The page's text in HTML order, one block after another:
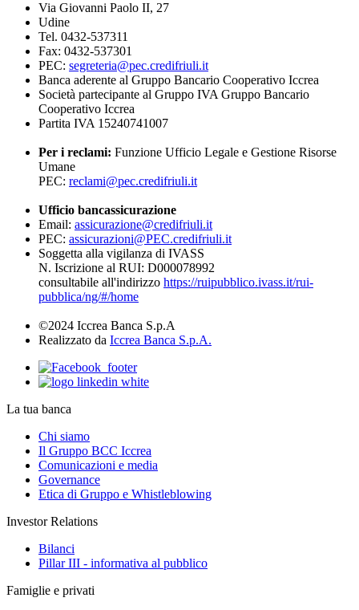
Via Giovanni Paolo II, 27
Udine
Tel. 0432-537311
Fax: 0432-537301
PEC: segreteria@pec.credifriuli.it
Banca aderente al Gruppo Bancario Cooperativo Iccrea
Società partecipante al Gruppo IVA Gruppo Bancario
Cooperativo Iccrea
Partita IVA 15240741007
Per i reclami: Funzione Ufficio Legale e Gestione Risorse
Umane
PEC: reclami@pec.credifriuli.it
Ufficio bancassicurazione
Email: assicurazione@credifriuli.it
PEC: assicurazioni@PEC.credifriuli.it
Soggetta alla vigilanza di IVASS
N. Iscrizione al RUI: D000078992
consultabile all'indirizzo https://ruipubblico.ivass.it/rui-
pubblica/ng/#/home
©2024 Iccrea Banca S.p.A
Realizzato da Iccrea Banca S.p.A.
La tua banca
Chi siamo
Il Gruppo BCC Iccrea
Comunicazioni e media
Governance
Etica di Gruppo e Whistleblowing
Investor Relations
Bilanci
Pillar III - informativa al pubblico
Famiglie e privati